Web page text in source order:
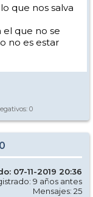
que nos salva
el que no se
no es estar
0
07-11-2019 20:36
9 años antes
Mensajes: 25